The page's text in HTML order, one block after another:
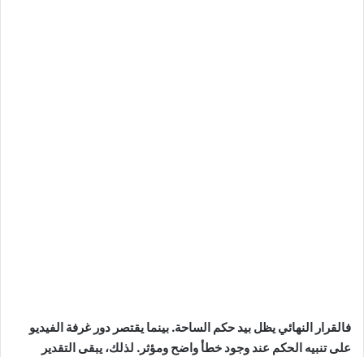
فالقرار النهائي يظل بيد حكم الساحة. بينما يقتصر دور غرفة الفيديو
على تنبيه الحكم عند وجود خطأ واضح ومؤثر. لذلك، يبقى التقدير